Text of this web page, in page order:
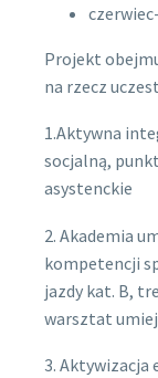
Projekt
na rzecz
1.Aktywna
socjalną,
asystenckie
2. Akademia
kompetencji
jazdy kat. B,
warsztat
3. Aktywizacja